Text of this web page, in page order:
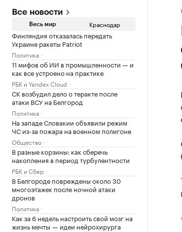
Все новости
Весь мир Краснодар
Финляндия отказалась передать
Украине ракеты Patriot
Политика
11 мифов об ИИ в промышленности — и
как все устроено на практике
РБК и Yandex Cloud
СК возбудил дело о теракте после
атаки ВСУ на Белгород
Политика
На западе Словакии объявили режим
ЧС из-за пожара на военном полигоне
Общество
В разные корзины: как сберечь
накопления в период турбулентности
РБК и Сбер
В Белгороде повреждены около 30
многоэтажек после ночной атаки
дронов
Политика
Как за 6 недель настроить свой мозг на
жизнь мечты — идеи нейрохирурга